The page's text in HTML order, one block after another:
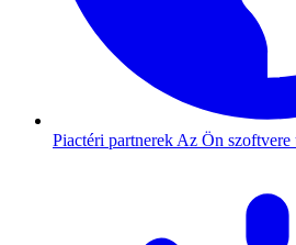
Piactéri partnerek Az Ön szoftvere